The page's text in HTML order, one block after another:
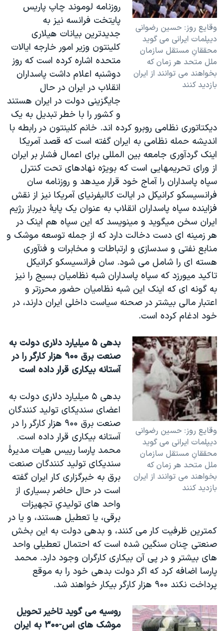
وقايع روز: حسين رضوانی
ديپلمات ايرانی می گويد
محققانِ مستقل سازمان
ملل متحد هر زمان که
بخواهند می توانند از ايران
بازديد کنند
روزنامه لوموند چاپ پاريس
پايتخت فرانسه نيز به
جديدترين بيانات هيلاری
کلينتون وزير امور خارجه ايالات
متحده اشاره کرده است که روز
دوشنبه اعلام داشت پاسداران
انقلاب در ايران در حال
جايگزينی دولت در ايران هستند
و کشور را با خطر تبديل به يک
ديکتاتوری نظامی روبرو کرده اند. خانم کلينتون در رابطه با
انديشه حمله نظامی به ايران گفته است که قصد آمريکا
اينک گردآوری جامعه بين المللی برای اعمال فشار بر ايران
از ورای تحريمهايی است که بويژه نهادهای تحت کنترل
سپاه پاسداران را آماج خود قرار ميدهد و روزنامه سان
فرانسيسکو کرانيکل در ايالت کاليفرنيای آمريکا نيز از نقش
فزاينده سپاه پاسداران انقلاب به عنوان يک پايۀ ديرباز رژيم
ايران سخن ميگويد و مينويسد که اين سپاه هم اينک در
هر زمينه ای دست دخالت دارد که از جمله توسعه موشک و
منابع نفتی و سدسازی و ارتباطات و مخابرات و فنآوری
هسته ای را شامل می شود. سان فرانسيسکو کرانيکل
تاکيد ميورزد که سپاه پاسداران شبه نظاميان بسيج را نيز
به گونه ای که اينک اين شبه نظاميان حضور محرزتر و
اعتبار مالی بيشتر در صحنه سياست داخلی ايران دارند، در
خود ادغام کرده است.
وقايع روز: حسين رضوانی
ديپلمات ايرانی می گويد
محققانِ مستقل سازمان
ملل متحد هر زمان که
بخواهند می توانند از ايران
بازديد کنند
بدهی ۵ ميليارد دلاری دولت به
صنعت برق ۹۰۰ هزار کارگر را در
آستانه بيکاری قرار داده است
بدهی ۵ ميليارد دلاری دولت به
اعضای سنديکای توليد کنندگان
صنعت برق ۹۰۰ هزار کارگر را در
آستانه بيکاری قرار داده است.
محمد پارسا رييس هيات مديرۀ
سنديکای توليد کنندگان صنعت
برق به خبرگزاری کار ايران گفته
است در حال حاضر بسياری از
واحد های توليدیِ تجهيزات
برقی، يا تعطيل هستند، و يا در
کمترين ظرفيت کار می کنند، و بدهی دولت به اين بخش
صنعتی چنان سنگين شده است که احتمال تعطيلی واحد
های بيشتر و در پی آن بيکاری کارگران وجود دارد. محمد
پارسا اضافه کرد که اگر دولت بدهی خود را به موقع
پرداخت نکند ۹۰۰ هزار کارگر بيکار خواهند شد.
روسيه می گويد تاخير تحويل
موشک های اس-۳۰۰ به ايران